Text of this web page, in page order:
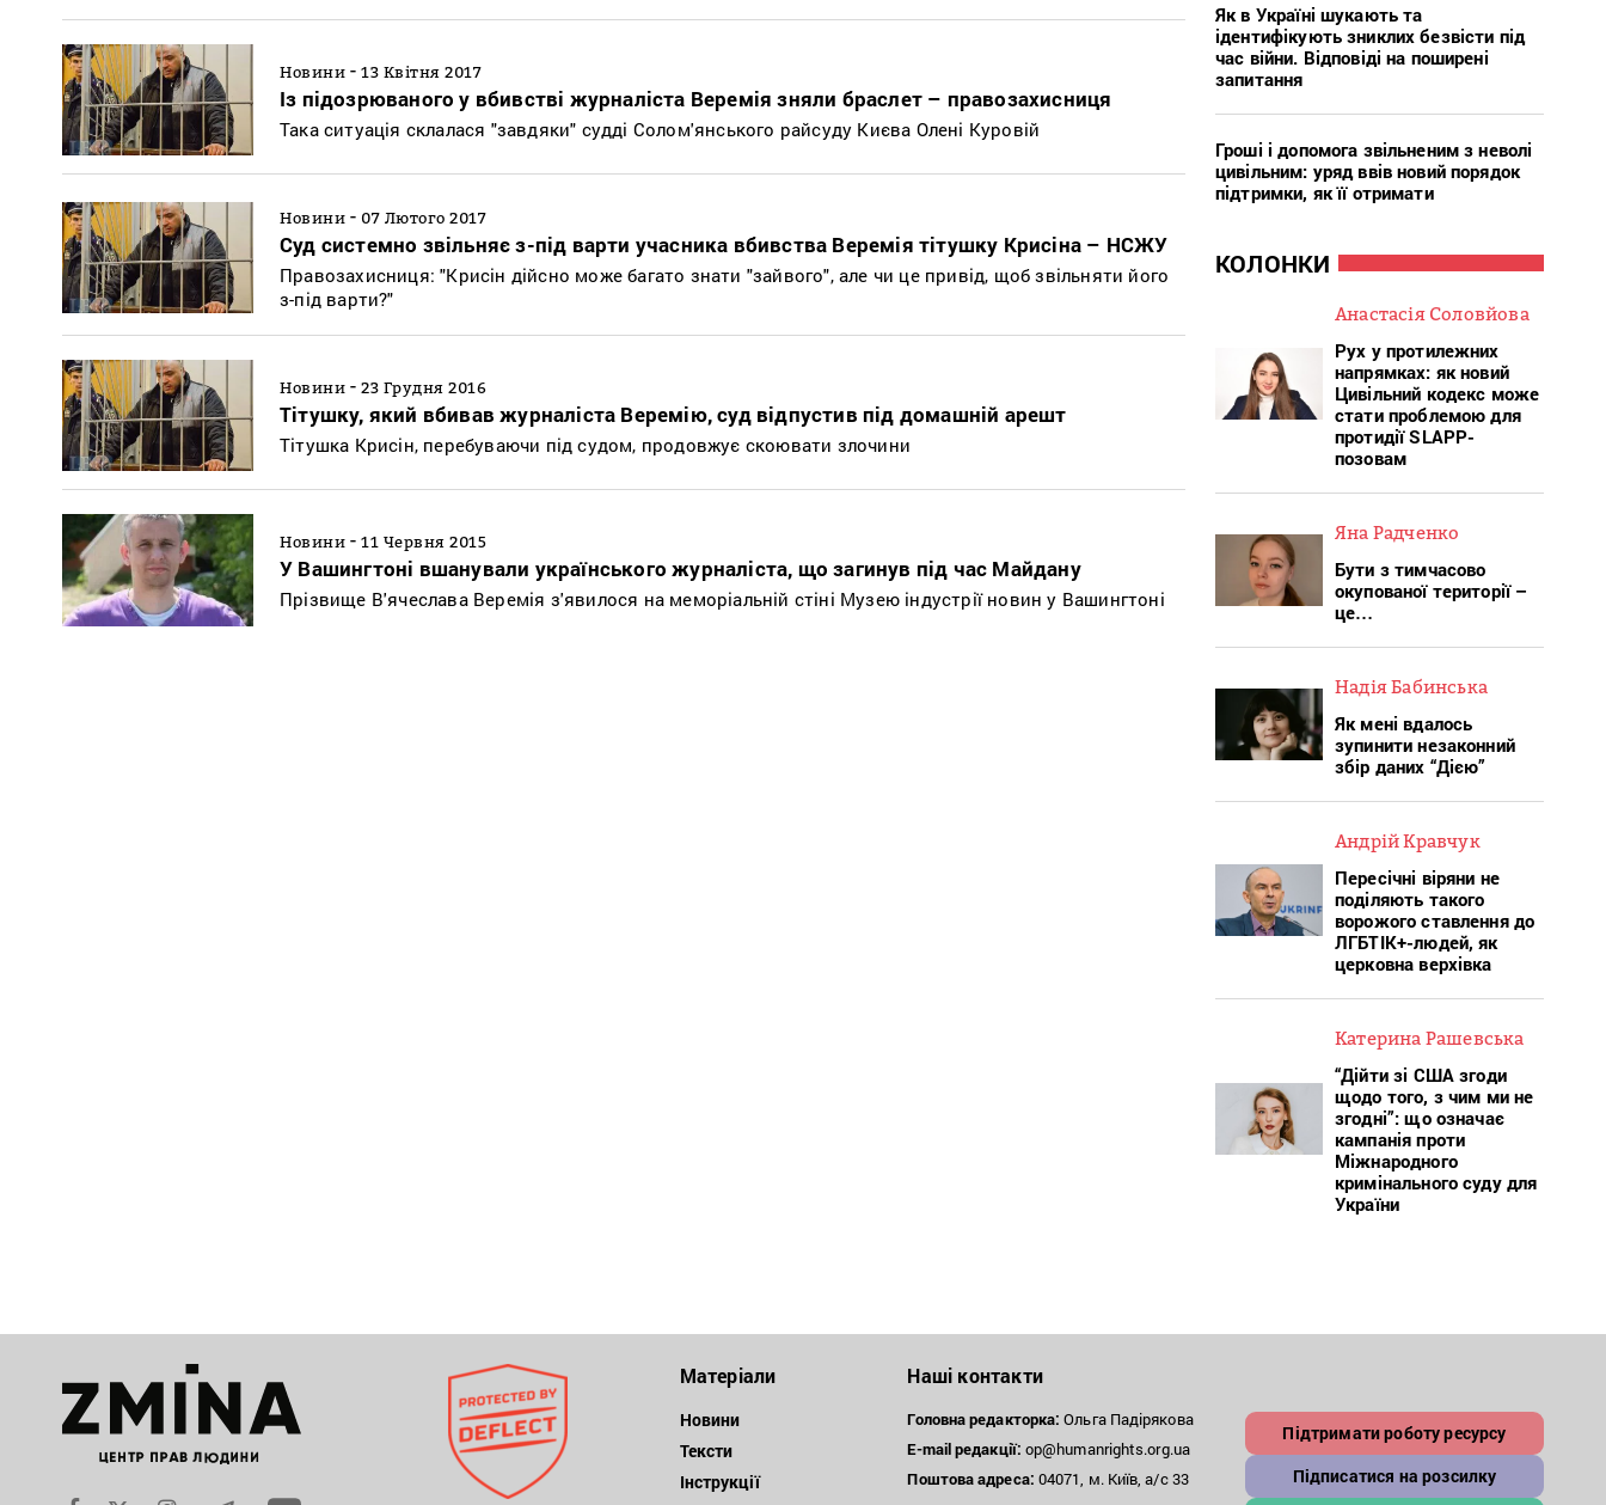
Новини - 13 Квітня 2017
Із підозрюваного у вбивстві журналіста Веремія зняли браслет – правозахисниця
Така ситуація склалася "завдяки" судді Солом'янського райсуду Києва Олені Куровій
Новини - 07 Лютого 2017
Суд системно звільняє з-під варти учасника вбивства Веремія тітушку Крисіна – НСЖУ
Правозахисниця: "Крисін дійсно може багато знати "зайвого", але чи це привід, щоб звільняти його
з-під варти?"
Новини - 23 Грудня 2016
Тітушку, який вбивав журналіста Веремію, суд відпустив під домашній арешт
Тітушка Крисін, перебуваючи під судом, продовжує скоювати злочини
Новини - 11 Червня 2015
У Вашингтоні вшанували українського журналіста, що загинув під час Майдану
Прізвище В'ячеслава Веремія з'явилося на меморіальній стіні Музею індустрії новин у Вашингтоні
Як в Україні шукають та
ідентифікують зниклих безвісти під
час війни. Відповіді на поширені
запитання
Гроші і допомога звільненим з неволі
цивільним: уряд ввів новий порядок
підтримки, як її отримати
КОЛОНКИ
Анастасія Соловйова
Рух у протилежних
напрямках: як новий
Цивільний кодекс може
стати проблемою для
протидії SLAPP-
позовам
Яна Радченко
Бути з тимчасово
окупованої території –
це…
Надія Бабинська
Як мені вдалось
зупинити незаконний
збір даних “Дією”
Андрій Кравчук
Пересічні віряни не
поділяють такого
ворожого ставлення до
ЛГБТІК+-людей, як
церковна верхівка
Катерина Рашевська
“Дійти зі США згоди
щодо того, з чим ми не
згодні”: що означає
кампанія проти
Міжнародного
кримінального суду для
України
Матеріали
Новини
Тексти
Інструкції
Наші контакти
Головна редакторка: Ольга Падірякова
E-mail редакції: op@humanrights.org.ua
Поштоваадреса: 04071, м. Київ, а/с 33
Підтримати роботу ресурсу
Підписатися на розсилку